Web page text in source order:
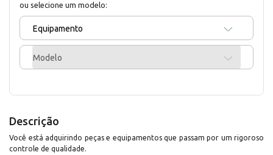
ou selecione um modelo:
Equipamento
Modelo
Descrição
Você está adquirindo peças e equipamentos que passam por um rigoroso
controle de qualidade.